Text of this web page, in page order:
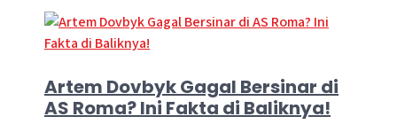
Artem Dovbyk Gagal Bersinar di
AS Roma? Ini Fakta di Baliknya!